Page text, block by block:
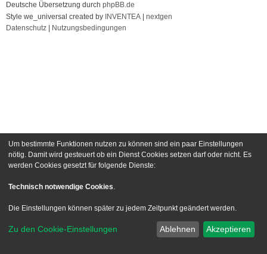
Deutsche Übersetzung durch phpBB.de
Style we_universal created by INVENTEA
nextgen
Datenschutz
Nutzungsbedingungen
Um bestimmte Funktionen nutzen zu können sind ein paar Einstellungen
nötig. Damit wird gesteuert ob ein Dienst Cookies setzen darf oder nicht. Es
werden Cookies gesetzt für folgende Dienste:
Technisch notwendige Cookies.
Die Einstellungen können später zu jedem Zeitpunkt geändert werden.
Zu den Cookie-Einstellungen Ablehnen Akzeptieren